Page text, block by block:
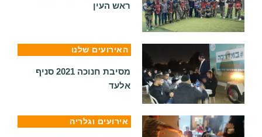
ראש העין
האירועים שלנו
מסיבת חנוכה 2021 סניף
אלעד
אירועים וגלריה